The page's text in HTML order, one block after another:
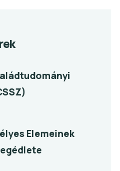
Elemeinek